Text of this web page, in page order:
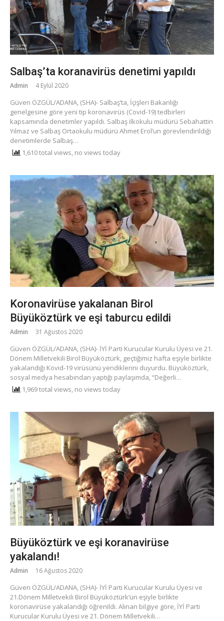
Salbaş’ta koranavirüs denetimi yapıldı
Admin 4 Eylül 2020
Güven ÖZGÜL/ADANA, (SHA)- Salbaş’ta, İçişleri Bakanlığı
genelgesine göre yeni tip koronavirüs (Covid-19) tedbirleri
kapsamında denetimler yapıldı. Salbaş ilkokulu müdürü Sebahattin
Yılmaz ve Salbaş Ortaokulu müdürü Ahmet Erol’un görevlendirildiği
denetimlerde Salbaş…
1,610 total views, no views today
Koronavirüse yakalanan Birol
Büyüköztürk ve eşi taburcu edildi
Admin 31 Ağustos 2020
Güven ÖZGÜL/ADANA, (SHA)- İYİ Parti Kurucular Kurulu Üyesi ve 21.
Dönem Milletvekili Birol Büyüköztürk, geçtiğimiz hafta eşiyle birlikte
yakalandığı Kovid-19 virüsünü yendiklerini duyurdu. Büyüköztürk,
sosyal medya hesabından yaptığı paylaşımda, “Değerli…
1,969 total views, no views today
Büyüköztürk ve eşi koranavirüse
yakalandı!
Admin 16 Ağustos 2020
Güven ÖZGÜL/ADANA, (SHA)- İYİ Parti Kurucular Kurulu Üyesi ve
21.Dönem Milletvekili Birol Büyüköztürk’ün eşiyle birlikte
koronavirüse yakalandığı öğrenildi. Alınan bilgiye göre, İYİ Parti
Kurucular Kurulu Üyesi ve 21. Dönem Milletvekili…